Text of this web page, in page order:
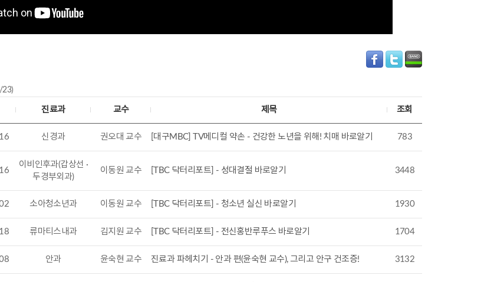
/23)
진료과 교수 제목 조회
신경과 권오대 교수 [대구MBC] TV메디컬 약손 - 건강한 노년을 위해! 치매 바로알기 783
이비인후과(갑상선 ·
두경부외과)
이동원 교수 [TBC 닥터리포트] - 성대결절 바로알기 3448
소아청소년과 이동원 교수 [TBC 닥터리포트] - 청소년 실신 바로알기 1930
류마티스내과 김지원 교수 [TBC 닥터리포트] - 전신홍반루푸스 바로알기 1704
안과 윤숙현 교수 진료과 파헤치기 - 안과 편(윤숙현 교수), 그리고 안구 건조증! 3132